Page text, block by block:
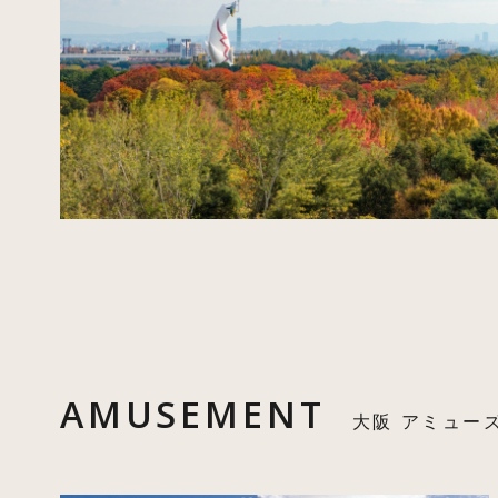
AMUSEMENT 大阪 アミュー